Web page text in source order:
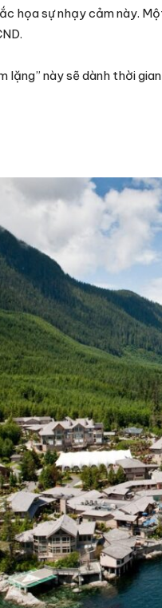
họa sự nhạy cảm này.
lặng” này sẽ dành thời